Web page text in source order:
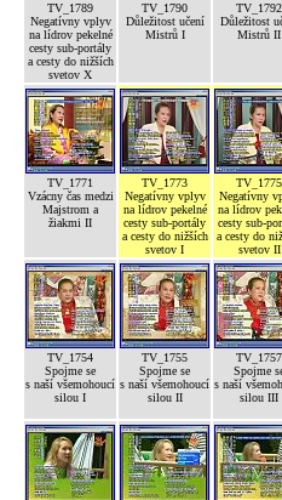
TV_1789
Negatívny vplyv
na lídrov pekelné
cesty sub-portály
a cesty do nižších
svetov X
TV_1790
Důležitost učení
Mistrů I
TV_1792
Důležitost
Mistrů II
TV_1771
Vzácny čas medzi
Majstrom a
žiakmi II
TV_1773
Negatívny vplyv
na lídrov pekelné
cesty sub-portály
a cesty do nižších
svetov I
TV_1775
Negatívny
na lídrov
cesty sub-
a cesty do
svetov II
TV_1754
Spojme se
s naší všemohoucí
silou I
TV_1755
Spojme se
s naší všemohoucí
silou II
TV_1757
Spojme
s naší
silou III